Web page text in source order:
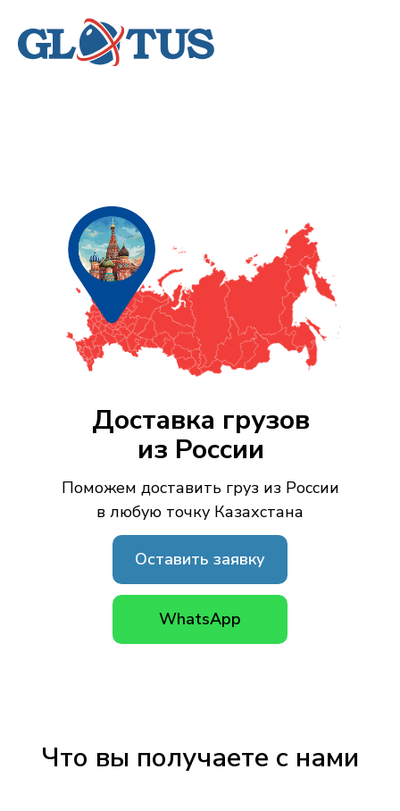
Доставка грузов
из России
WhatsApp
Оставить заявку
Поможем доставить груз из России
в любую точку Казахстана
Что вы получаете с нами